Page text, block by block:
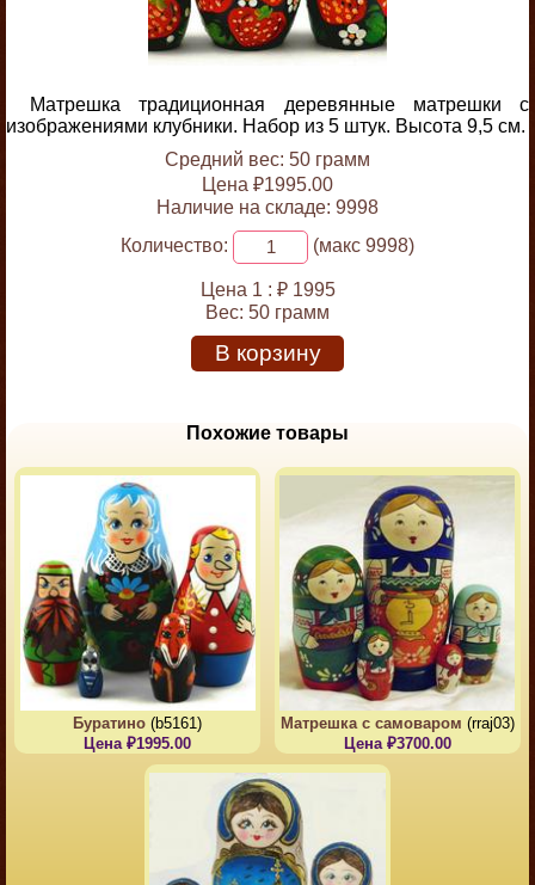
Матрешка традиционная деревянные матрешки с
изображениями клубники. Набор из 5 штук. Высота 9,5 см.
Средний вес: 50 грамм
Цена ₽1995.00
Наличие на складе: 9998
Количество:
(макс 9998)
Цена 1 : ₽ 1995
Вес: 50 грамм
В корзину
Похожие товары
Буратино (b5161)
Цена ₽1995.00
Матрешка с самоваром (rraj03)
Цена ₽3700.00